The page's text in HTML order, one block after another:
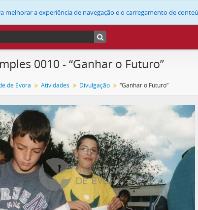
melhorar a experiência de navegação e o carregamento de
0010 - “Ganhar o Futuro”
de Évora Atividades Divulgação “Ganhar o Futuro”